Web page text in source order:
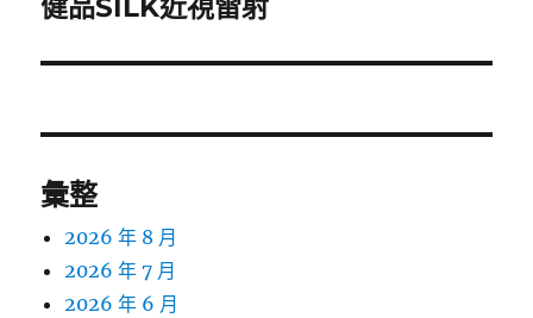
文
健品SILK近視雷射
彙整
2026 年 8 月
2026 年 7 月
2026 年 6 月